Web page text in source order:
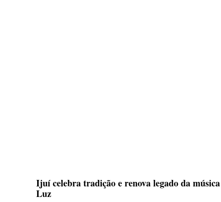
Ijuí celebra tradição e renova legado da
Luz